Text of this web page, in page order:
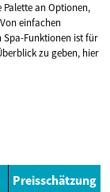
an Optionen,
einfachen
Funktionen ist für
zu geben, hier
Preisschätzung